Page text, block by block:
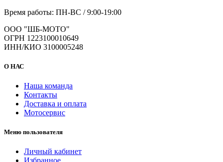
Время работы: ПН-ВС / 9:00-19:00
ООО "ШБ-МОТО"
ОГРН 1223100010649
ИНН/КИО 3100005248
О НАС
Наша команда
Контакты
Доставка и оплата
Мотосервис
Меню пользователя
Личный кабинет